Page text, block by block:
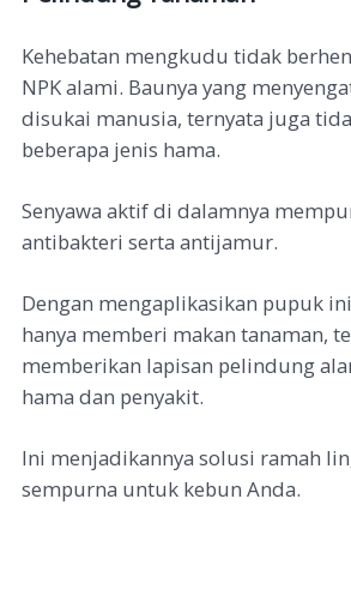
Kehebatan mengkudu tidak
NPK alami. Baunya yang
disukai manusia, ternyata juga
beberapa jenis hama.
Senyawa aktif di dalamnya
antibakteri serta antijamur.
Dengan mengaplikasikan pupuk
hanya memberi makan tanaman,
memberikan lapisan pelindung
hama dan penyakit.
Ini menjadikannya solusi ramah
sempurna untuk kebun Anda.